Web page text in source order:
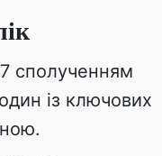
сполученням
із ключових